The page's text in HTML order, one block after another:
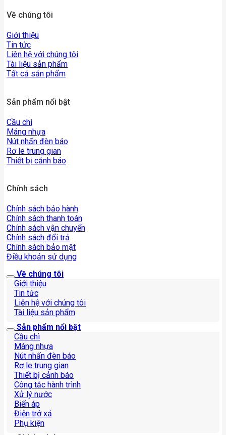
Về chúng tôi
Giới thiệu
Tin tức
Liên hệ với chúng tôi
Tài liệu sản phẩm
Tất cả sản phẩm
Sản phẩm nổi bật
Cầu chì
Máng nhựa
Nút nhấn đèn báo
Rơ le trung gian
Thiết bị cảnh báo
Chính sách
Chính sách bảo hành
Chính sách thanh toán
Chính sách vận chuyển
Chính sách đổi trả
Chính sách bảo mật
Điều khoản sử dụng
Về chúng tôi
Giới thiệu
Tin tức
Liên hệ với chúng tôi
Tài liệu sản phẩm
Sản phẩm nổi bật
Cầu chì
Máng nhựa
Nút nhấn đèn báo
Rơ le trung gian
Thiết bị cảnh báo
Công tắc hành trình
Xử lý nước
Biến áp
Điện trở xả
Phụ kiện